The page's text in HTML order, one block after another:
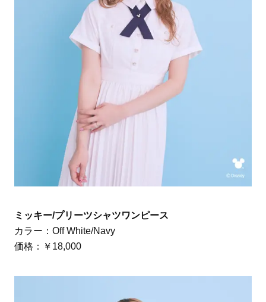
ミッキー/プリーツシャツワンピース
カラー：Off White/Navy
価格：￥18,000